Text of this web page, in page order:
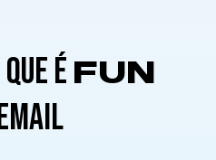
É FUN